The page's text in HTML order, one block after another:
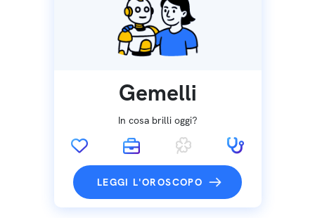
Gemelli
In cosa brilli oggi?
LEGGI L'OROSCOPO